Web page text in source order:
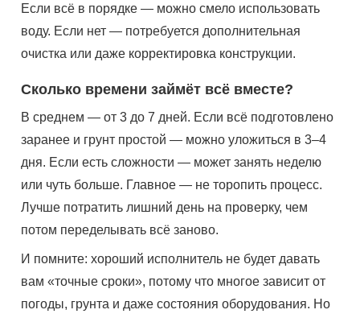
Если всё в порядке — можно смело использовать
воду. Если нет — потребуется дополнительная
очистка или даже корректировка конструкции.
Сколько времени займёт всё вместе?
В среднем — от 3 до 7 дней. Если всё подготовлено
заранее и грунт простой — можно уложиться в 3–4
дня. Если есть сложности — может занять неделю
или чуть больше. Главное — не торопить процесс.
Лучше потратить лишний день на проверку, чем
потом переделывать всё заново.
И помните: хороший исполнитель не будет давать
вам «точные сроки», потому что многое зависит от
погоды, грунта и даже состояния оборудования. Но